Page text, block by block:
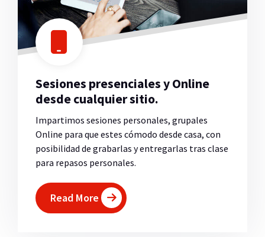
Sesiones presenciales y Online
desde cualquier sitio.
Impartimos sesiones personales, grupales
Online para que estes cómodo desde casa, con
posibilidad de grabarlas y entregarlas tras clase
para repasos personales.
Read More